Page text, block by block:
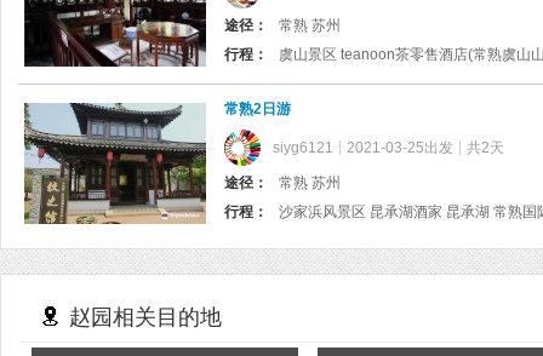
途径：
常熟 苏州
行程：
虞山景区 teanoon茶零售酒店(常熟虞山
常熟2日游
siyg6121 2021-03-25出发 共2天
途径：
常熟 苏州
行程：
沙家浜风景区 昆承湖酒家 昆承湖 常熟
赵园相关目的地